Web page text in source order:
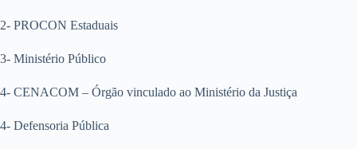
2- PROCON Estaduais
3- Ministério Público
4- CENACOM – Órgão vinculado ao Ministério da Justiça
4- Defensoria Pública